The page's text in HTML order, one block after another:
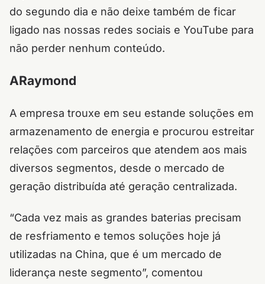
do segundo dia e não deixe também de ficar
ligado nas nossas redes sociais e YouTube para
não perder nenhum conteúdo.
ARaymond
A empresa trouxe em seu estande soluções em
armazenamento de energia e procurou estreitar
relações com parceiros que atendem aos mais
diversos segmentos, desde o mercado de
geração distribuída até geração centralizada.
“Cada vez mais as grandes baterias precisam
de resfriamento e temos soluções hoje já
utilizadas na China, que é um mercado de
liderança neste segmento”, comentou